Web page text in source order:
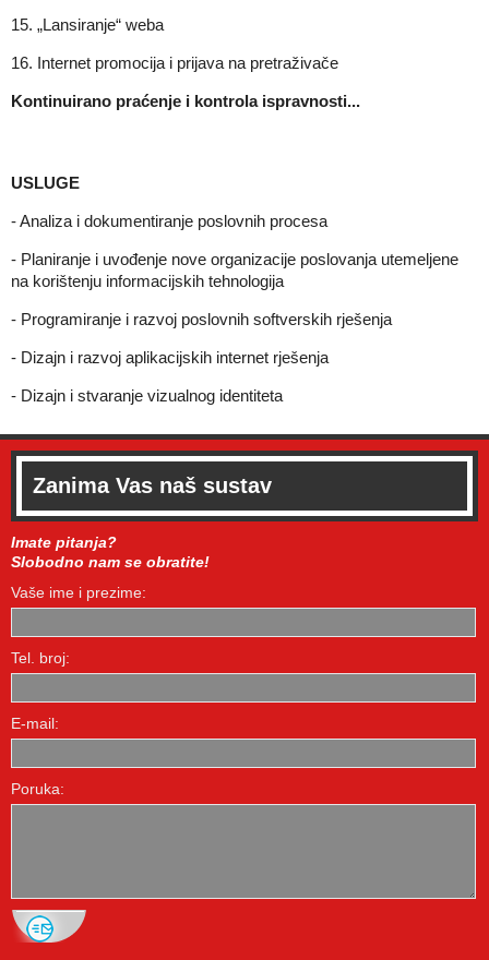
15. „Lansiranje“ weba
16. Internet promocija i prijava na pretraživače
Kontinuirano praćenje i kontrola ispravnosti...
USLUGE
- Analiza i dokumentiranje poslovnih procesa
- Planiranje i uvođenje nove organizacije poslovanja utemeljene
na korištenju informacijskih tehnologija
- Programiranje i razvoj poslovnih softverskih rješenja
- Dizajn i razvoj aplikacijskih internet rješenja
- Dizajn i stvaranje vizualnog identiteta
Zanima Vas naš sustav
Imate pitanja?
Slobodno nam se obratite!
Vaše ime i prezime:
Tel. broj:
E-mail:
Poruka: